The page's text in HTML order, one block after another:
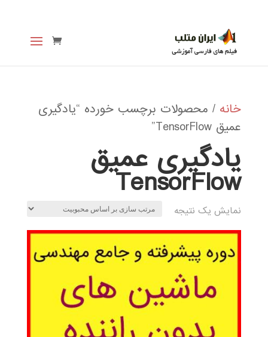
خانه / محصولات برچسب خورده “یادگیری
عمیق TensorFlow”
یادگیری عمیق
TensorFlow
نمایش یک نتیجه